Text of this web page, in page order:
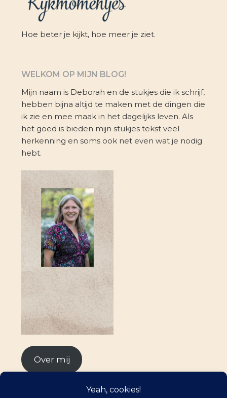
Hoe beter je kijkt, hoe meer je ziet.
WELKOM OP MIJN BLOG!
Mijn naam is Deborah en de stukjes die ik schrijf,
hebben bijna altijd te maken met de dingen die
ik zie en mee maak in het dagelijks leven. Als
het goed is bieden mijn stukjes tekst veel
herkenning en soms ook net even wat je nodig
hebt.
Over mij